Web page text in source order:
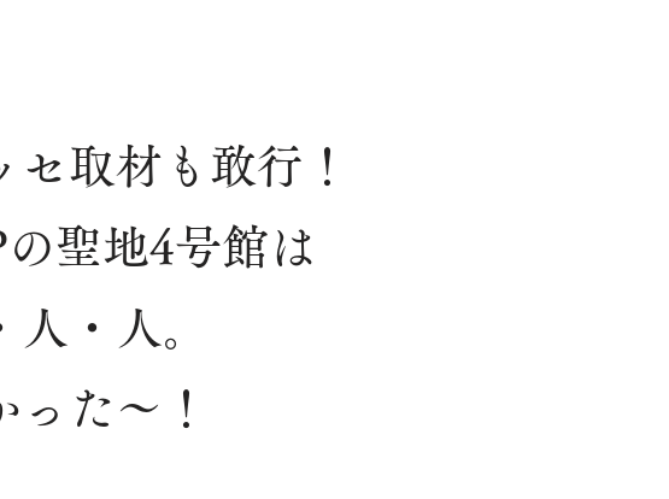
セ取材も敢行！
聖地4号館は
人・人。
った～！